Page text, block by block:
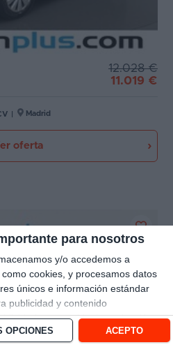
para nosotros
y/o accedemos a
cookies, y procesamos datos
únicos e información estándar
publicidad y contenido
y contenido, investigación
Con su permiso, nosotros y
OPCIONES ACEPTO
12.028 €
11.019 €
Madrid
oferta